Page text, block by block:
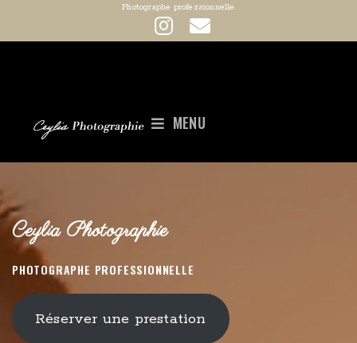
Photographe professionnelle
MENU
Ceylia Photographie
PHOTOGRAPHE PROFESSIONNELLE
Réserver une prestation